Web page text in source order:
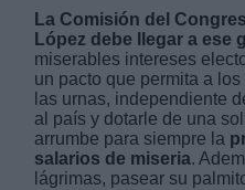
La Comisión del
López debe llegar a ese
miserables intereses
un pacto que permita a
las urnas, independiente
al país y dotarle de una
arrumbe para siempre la
salarios de miseria.
lágrimas, pasear su